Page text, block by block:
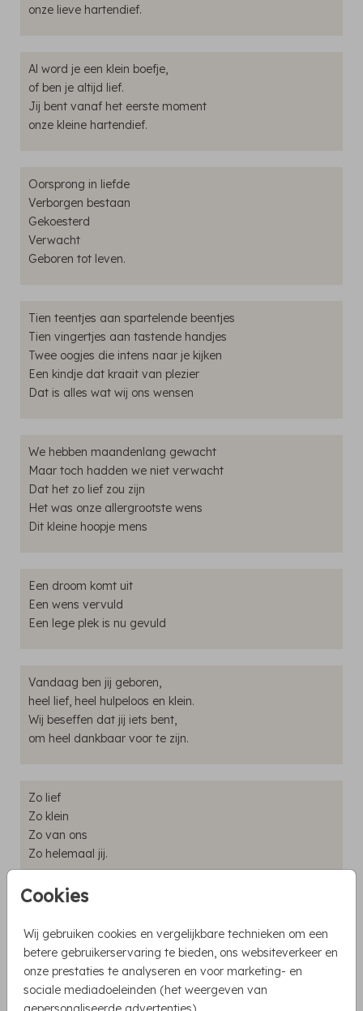
Cookies
Wij gebruiken cookies en vergelijkbare technieken om een
betere gebruikerservaring te bieden, ons websiteverkeer en
onze prestaties te analyseren en voor marketing- en
sociale mediadoeleinden (het weergeven van
onze lieve hartendief.
Al word je een klein boefje,
of ben je altijd lief.
Jij bent vanaf het eerste moment
onze kleine hartendief.
Oorsprong in liefde
Verborgen bestaan
Gekoesterd
Verwacht
Geboren tot leven.
Tien teentjes aan spartelende beentjes
Tien vingertjes aan tastende handjes
Twee oogjes die intens naar je kijken
Een kindje dat kraait van plezier
Dat is alles wat wij ons wensen
We hebben maandenlang gewacht
Maar toch hadden we niet verwacht
Dat het zo lief zou zijn
Het was onze allergrootste wens
Dit kleine hoopje mens
Een droom komt uit
Een wens vervuld
Een lege plek is nu gevuld
Vandaag ben jij geboren,
heel lief, heel hulpeloos en klein.
Wij beseffen dat jij iets bent,
om heel dankbaar voor te zijn.
Zo lief
Zo klein
Zo van ons
Zo helemaal jij.
met je kleine voetjes en warme lijfje
onze nieuwe grote liefde
en dat blijf je!